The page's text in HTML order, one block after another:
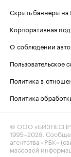
Скрыть баннеры на
Корпоративная
О соблюдении
Пользовательское
Политика в
Политика
© ООО
1995–2026 .
агентства «РБК»
массовой